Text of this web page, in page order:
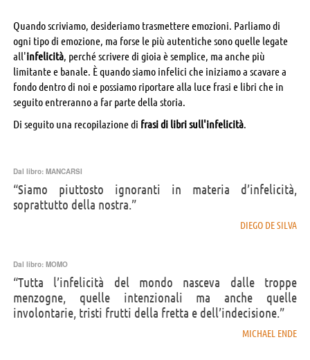
Quando scriviamo, desideriamo trasmettere emozioni. Parliamo di
ogni tipo di emozione, ma forse le più autentiche sono quelle legate
all'infelicità, perché scrivere di gioia è semplice, ma anche più
limitante e banale. È quando siamo infelici che iniziamo a scavare a
fondo dentro di noi e possiamo riportare alla luce frasi e libri che in
seguito entreranno a far parte della storia.
Di seguito una recopilazione di frasi di libri sull'infelicità.
Dal libro: MANCARSI
“Siamo piuttosto ignoranti in materia d’infelicità,
soprattutto della nostra.”
DIEGO DE SILVA
Dal libro: MOMO
“Tutta l’infelicità del mondo nasceva dalle troppe
menzogne, quelle intenzionali ma anche quelle
involontarie, tristi frutti della fretta e dell’indecisione.”
MICHAEL ENDE